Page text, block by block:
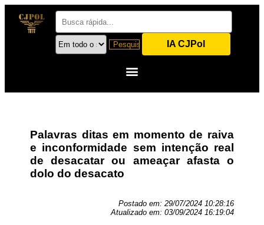
IA CJPol
Palavras ditas em momento de raiva
e inconformidade sem intenção real
de desacatar ou ameaçar afasta o
dolo do desacato
Postado em: 29/07/2024 10:28:16
Atualizado em: 03/09/2024 16:19:04